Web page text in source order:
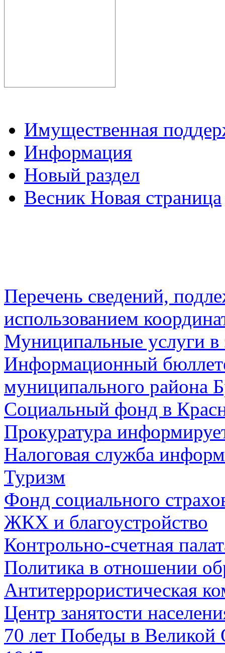
Имущественная
Информация
Новый раздел
Весник Новая страница
Перечень сведений,
использованием
Муниципальные услуги в
Информационный
муниципального района
Социальный фонд в
Прокуратура
Налоговая служба
Туризм
Фонд социального
ЖКХ и благоустройство
Контрольно-счетная
Политика в отношении
Антитеррористическая
Центр занятости
70 лет Победы в Великой